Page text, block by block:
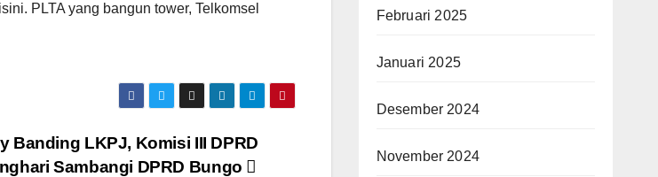
PLTA yang bangun tower, Telkomsel
Banding LKPJ, Komisi III DPRD
Sambangi DPRD Bungo
Februari 2025
Januari 2025
Desember 2024
November 2024